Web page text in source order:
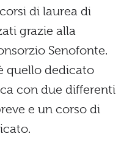
di laurea di
grazie alla
Senofonte.
quello dedicato
con due differenti
e un corso di